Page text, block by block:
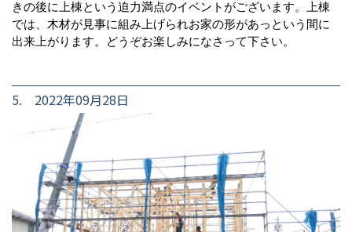
きの後に上棟という迫力満点のイベントがございます。上棟
では、木材が見事に組み上げられお家の形があっという間に
出来上がります。どうぞお楽しみになさって下さい。
5. 2022年09月28日